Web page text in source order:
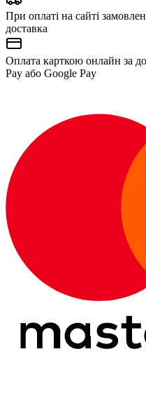
При оплаті на сайті
доставка
Оплата карткою онлайн за
Pay або Google Pay